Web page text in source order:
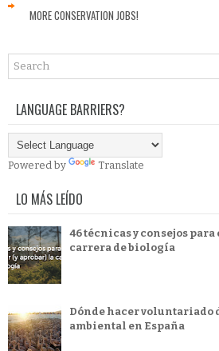
MORE CONSERVATION JOBS!
LANGUAGE BARRIERS?
Powered by Translate
LO MÁS LEÍDO
46 técnicas y consejos
carrera de biología
Dónde hacer voluntariado
ambiental en España